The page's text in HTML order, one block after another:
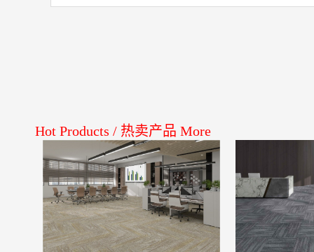
Hot Products / 热卖产品 More